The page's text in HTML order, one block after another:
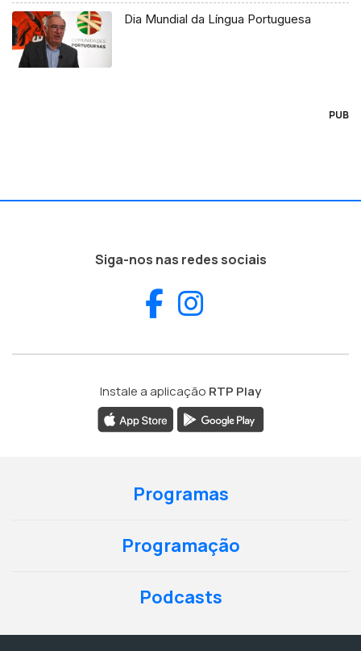
Dia Mundial da Língua Portuguesa
PUB
Siga-nos nas redes sociais
Facebook
Instale a aplicação RTP Play
Programas
Programação
Podcasts